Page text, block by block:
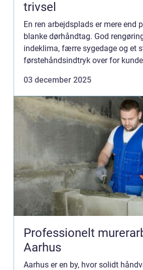
trivsel
En ren arbejdsplads er mere end
blanke dørhåndtag. God
indeklima, færre sygedage og et
førstehåndsindtryk over for
03 december 2025
Professionelt
Aarhus
Aarhus er en by, hvor solidt